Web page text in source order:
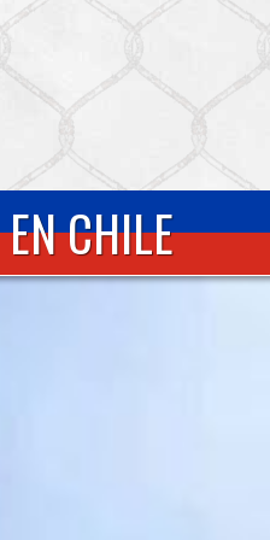
CHILE